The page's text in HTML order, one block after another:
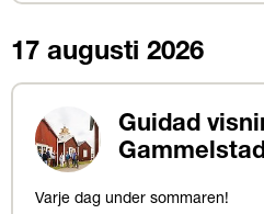
17 augusti 2026
Guidad
Varje dag under sommaren!